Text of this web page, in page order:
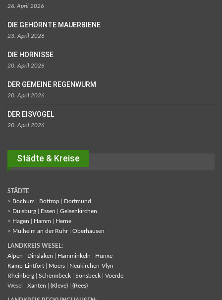
26. April 2026
DIE GEHÖRNTE MAUERBIENE
23. April 2026
DIE HORNISSE
20. April 2026
DER GEMEINE REGENWURM
20. April 2026
DER EISVOGEL
20. April 2026
Städte & Kreise
STÄDTE
> Bochum Bottrop
Dortmund
> Duisburg Essen
Gelsenkirchen
> Hagen Hamm
Herne
> Mülheim an der Ruhr| Oberhausen
LANDKREIS WESEL:
Alpen
Dinslaken Hamminkeln
Hünxe
Kamp-Lintfort
Moers
Neukirchen-Vlyn
Rheinberg
Schermbeck Sonsbeck
Voerde
Wesel | Xanten (Kleve) (Rees)